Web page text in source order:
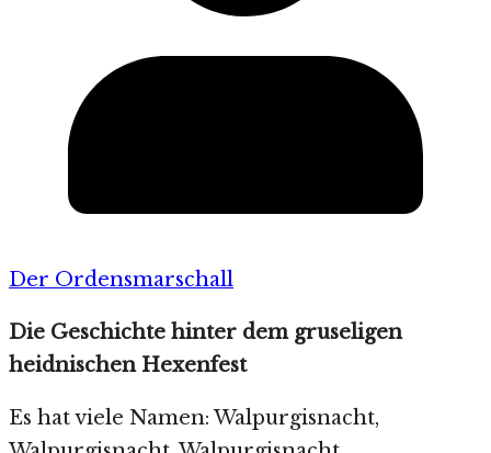
Der Ordensmarschall
Die Geschichte hinter dem gruseligen
heidnischen Hexenfest
Es hat viele Namen: Walpurgisnacht,